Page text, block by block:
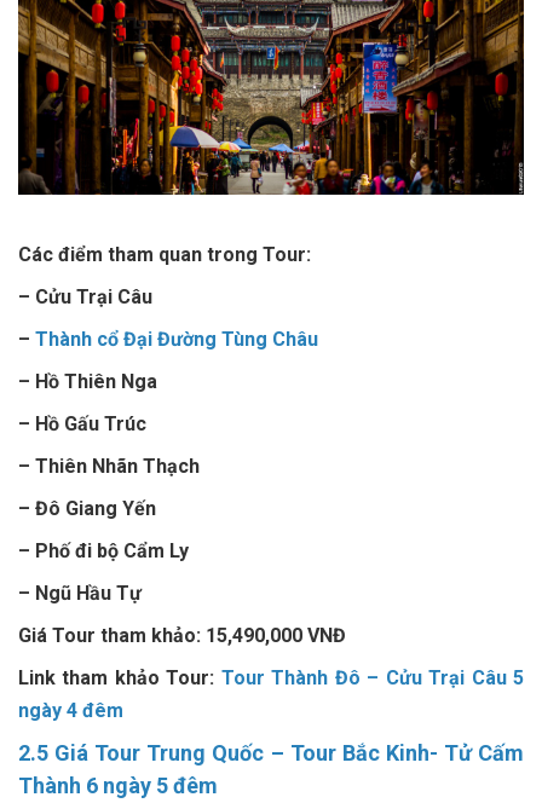
Các điểm tham quan trong Tour:
– Cửu Trại Câu
– Thành cổ Đại Đường Tùng Châu
– Hồ Thiên Nga
– Hồ Gấu Trúc
– Thiên Nhãn Thạch
– Đô Giang Yến
– Phố đi bộ Cẩm Ly
– Ngũ Hầu Tự
Giá Tour tham khảo: 15,490,000 VNĐ
Link tham khảo Tour: Tour Thành Đô – Cửu Trại Câu 5
ngày 4 đêm
2.5 Giá Tour Trung Quốc – Tour Bắc Kinh- Tử Cấm
Thành 6 ngày 5 đêm